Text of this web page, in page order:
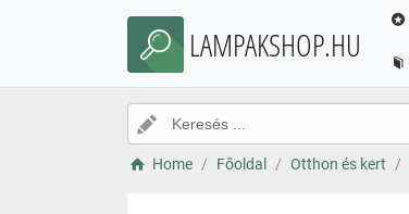
LAMPAKSHOP.HU
Home Főoldal Otthon és kert